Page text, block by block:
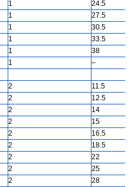
1
24.5
1
27.5
1
30.5
1
33.5
1
38
1 –
2
11.5
2
12.5
2
14
2
15
2
16.5
2
18.5
2
22
2
25
2 28